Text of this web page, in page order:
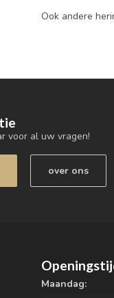
Ook andere
voor al uw vragen!
over ons
Maandag: